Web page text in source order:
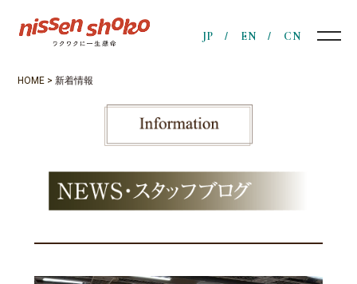
JP EN CN
HOME >新着情報